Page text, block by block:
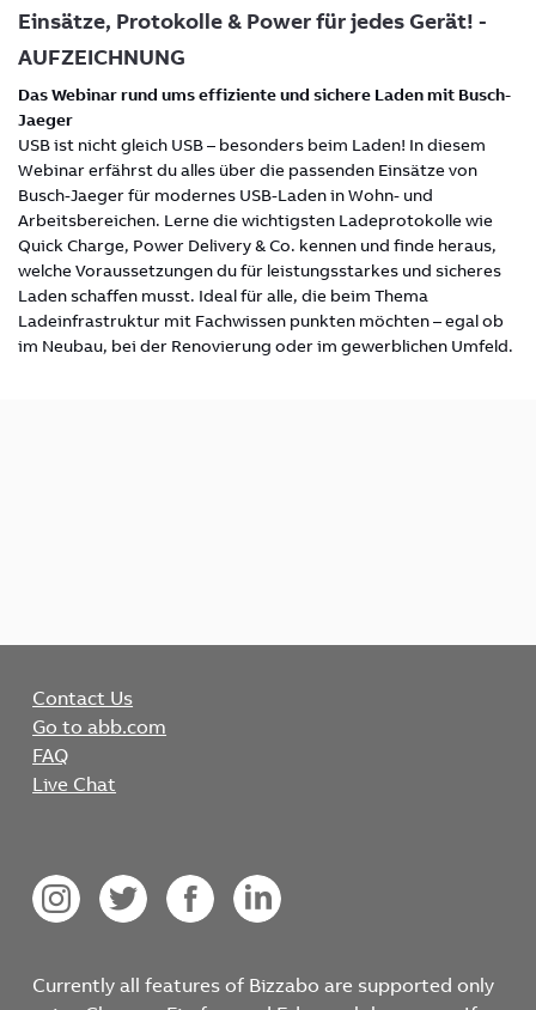
Einsätze, Protokolle & Power für jedes Gerät! -
AUFZEICHNUNG
Das Webinar rund ums effiziente und sichere Laden mit Busch-
Jaeger
USB ist nicht gleich USB – besonders beim Laden! In diesem
Webinar erfährst du alles über die passenden Einsätze von
Busch-Jaeger für modernes USB-Laden in Wohn- und
Arbeitsbereichen. Lerne die wichtigsten Ladeprotokolle wie
Quick Charge, Power Delivery & Co. kennen und finde heraus,
welche Voraussetzungen du für leistungsstarkes und sicheres
Laden schaffen musst. Ideal für alle, die beim Thema
Ladeinfrastruktur mit Fachwissen punkten möchten – egal ob
im Neubau, bei der Renovierung oder im gewerblichen Umfeld.
Contact Us
Go to abb.com
FAQ
Live Chat
Currently all features of Bizzabo are supported only